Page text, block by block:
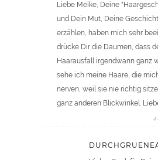
Liebe Meike, Deine
und Dein Mut, Deine
erzählen, haben mich sehr
drücke Dir die Daumen, dass
Haarausfall irgendwann ganz
sehe ich meine Haare, die
nerven, weil sie nie richtig
ganz anderen Blickwinkel.